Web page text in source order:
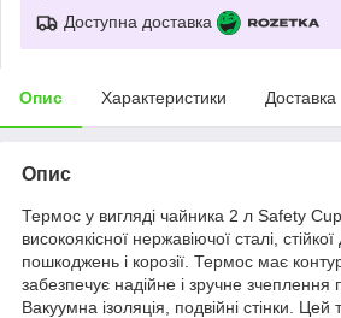
Доступна доставка
Опис Характеристики Доставка
Опис
Термос у вигляді чайника 2 л Safety
високоякісної нержавіючої сталі,
пошкоджень і корозії. Термос має
забезпечує надійне і зручне зчеплення
Вакуумна ізоляція, подвійні стінки.